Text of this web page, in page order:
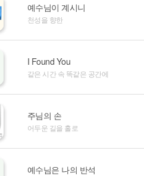
예수님이 계시니
천성을 향한
I Found You
같은 시간 속 똑같은 공간에
주님의 손
어두운 길을 홀로
예수님은 나의 반석